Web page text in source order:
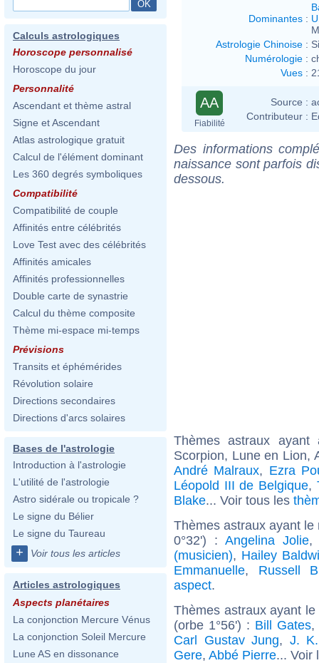
Calculs astrologiques
Horoscope personnalisé
Horoscope du jour
Personnalité
Ascendant et thème astral
Signe et Ascendant
Atlas astrologique gratuit
Calcul de l'élément dominant
Les 360 degrés symboliques
Compatibilité
Compatibilité de couple
Affinités entre célébrités
Love Test avec des célébrités
Affinités amicales
Affinités professionnelles
Double carte de synastrie
Calcul du thème composite
Thème mi-espace mi-temps
Prévisions
Transits et éphémérides
Révolution solaire
Directions secondaires
Directions d'arcs solaires
Bases de l'astrologie
Introduction à l'astrologie
L'utilité de l'astrologie
Astro sidérale ou tropicale ?
Le signe du Bélier
Le signe du Taureau
+ Voir tous les articles
Articles astrologiques
Aspects planétaires
La conjonction Mercure Vénus
La conjonction Soleil Mercure
Lune AS en dissonance
Dominantes :
Astrologie Chinoise :
Numérologie :
Vues :
AA
Fiabilité
Source :
Contributeur :
Des informations
naissance sont parfois
dessous.
Thèmes astraux
Scorpion, Lune en Lion,
André Malraux, Ezra
Léopold III de Belgique,
Blake... Voir tous les
Thèmes astraux ayant
0°32') :Angelina Jolie
(musicien), Hailey
Emmanuelle, Russell
aspect.
Thèmes astraux ayant
(orbe 1°56') : Bill Gates,
Carl Gustav Jung, J.
Gere, Abbé Pierre... Voir